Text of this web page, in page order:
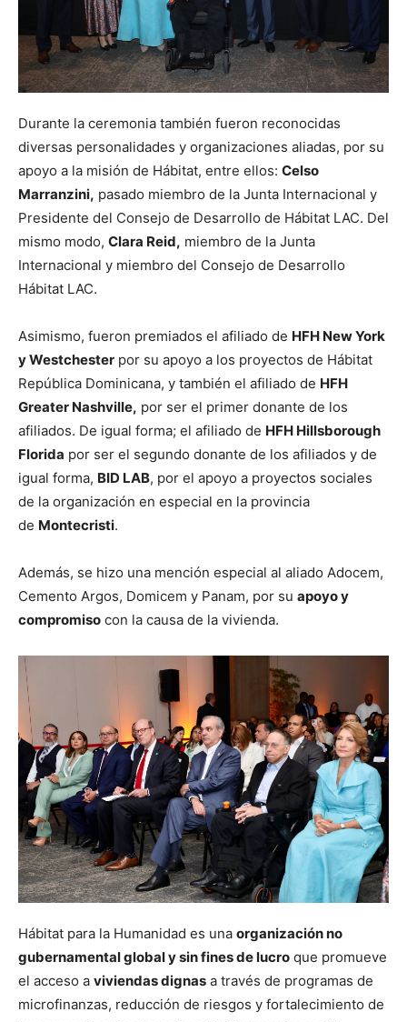
Durante la ceremonia también fueron reconocidas
diversas personalidades y organizaciones aliadas, por su
apoyo a la misión de Hábitat, entre ellos: Celso
Marranzini, pasado miembro de la Junta Internacional y
Presidente del Consejo de Desarrollo de Hábitat LAC. Del
mismo modo, Clara Reid, miembro de la Junta
Internacional y miembro del Consejo de Desarrollo
Hábitat LAC.
Asimismo, fueron premiados el afiliado de HFH New York
y Westchester por su apoyo a los proyectos de Hábitat
República Dominicana, y también el afiliado de HFH
Greater Nashville, por ser el primer donante de los
afiliados. De igual forma; el afiliado de HFH Hillsborough
Florida por ser el segundo donante de los afiliados y de
igual forma, BID LAB, por el apoyo a proyectos sociales
de la organización en especial en la provincia
de Montecristi.
Además, se hizo una mención especial al aliado Adocem,
Cemento Argos, Domicem y Panam, por su apoyo y
compromiso con la causa de la vivienda.
Hábitat para la Humanidad es una organización no
gubernamental global y sin fines de lucro que promueve
el acceso a viviendas dignas a través de programas de
microfinanzas, reducción de riesgos y fortalecimiento de